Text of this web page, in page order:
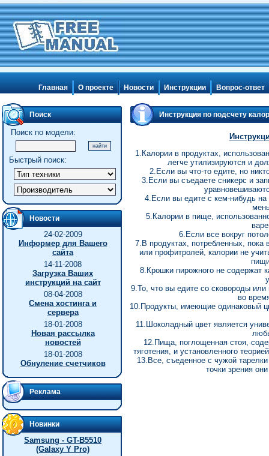
Главная О проекте Новости Инструкции Вопрос-ответ
Поиск
Поиск по модели:
Быстрый поиск:
Новости
24-02-2009
Информер для Вашего
сайта
14-11-2008
Загрузка Ваших
инструкций на сайт
08-04-2008
Смена хостинга и
сервера
18-01-2008
Новая рассылка
новостей
18-01-2008
Обнуление счетчиков
Реклама
Новинки
Samsung - GT-B5510
(Galaxy Y Pro)
Инструкция по подсчету
1.Калории в продуктах,
легче утилизируются и
2.Если вы что-то едите, но
3.Если вы съедаете сникерс и
4.Если вы едите с кем-нибудь
5.Калории в пище,
6.Если все вокруг
7.В продуктах, потребленных, пока
или профитролей, калории не
8.Крошки пирожного не содержат
9.То, что вы едите со сковороды
во
10.Продукты, имеющие одинаковый
11.Шоколадный цвет является
12.Пища, поглощенная стоя,
тяготения, и установленного
13.Все, съеденное с чужой
точки зрения